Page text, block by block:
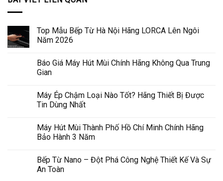
Top Mẫu Bếp Từ Hà Nội Hãng LORCA Lên Ngôi
Năm 2026
Báo Giá Máy Hút Mùi Chính Hãng Không Qua Trung
Gian
Máy Ép Chậm Loại Nào Tốt? Hãng Thiết Bị Được
Tin Dùng Nhất
Máy Hút Mùi Thành Phố Hồ Chí Minh Chính Hãng
Bảo Hành 3 Năm
Bếp Từ Nano – Đột Phá Công Nghệ Thiết Kế Và Sự
An Toàn